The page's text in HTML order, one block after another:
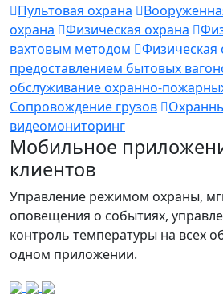
Пультовая охрана
охрана
Физическая охрана
вахтовым методом
Физическая
предоставлением бытовых
обслуживание охранно-
Сопровождение грузов
видеомониторинг
Мобильное
клиентов
Управление режимом охраны,
оповещения о событиях,
контроль температуры на всех
одном приложении.